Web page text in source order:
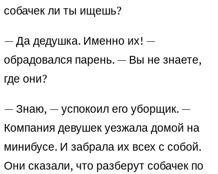
собачек ли ты ищешь?
— Да дедушка. Именно их! —
обрадовался парень. — Вы не знаете,
где они?
— Знаю, — успокоил его уборщик. —
Компания девушек уезжала домой на
минибусе. И забрала их всех с собой.
Они сказали, что разберут собачек по